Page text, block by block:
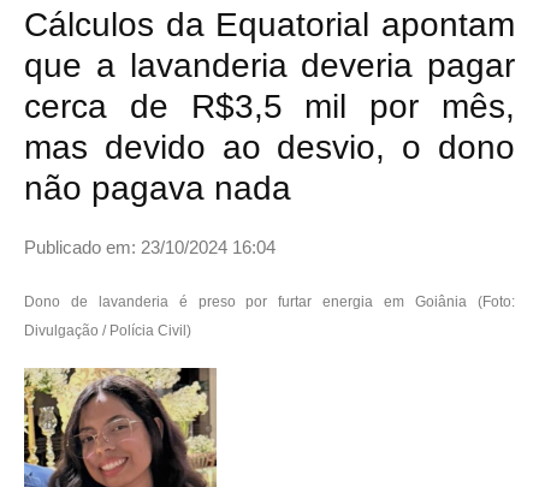
Cálculos da Equatorial apontam
que a lavanderia deveria pagar
cerca de R$3,5 mil por mês,
mas devido ao desvio, o dono
não pagava nada
Publicado em: 23/10/2024 16:04
Dono de lavanderia é preso por furtar energia em Goiânia (Foto:
Divulgação / Polícia Civil)